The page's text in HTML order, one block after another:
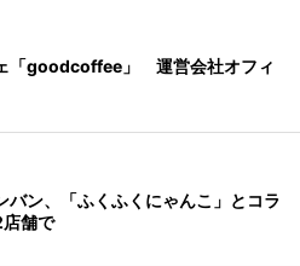
「goodcoffee」 運営会社オフィ
バン、「ふくふくにゃんこ」とコラ
舗で